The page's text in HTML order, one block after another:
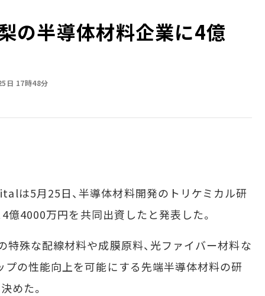
の半導体材料企業に4億
日 17時48分
5月25日、半導体材料開発のトリケミカル研
億4000万円を共同出資したと発表した。
殊な配線材料や成膜原料、光ファイバー材料な
プの性能向上を可能にする先端半導体材料の研
めた。